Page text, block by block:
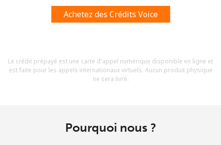
Un caractère spécialAchetez des Crédits Voice
Le crédit prépayé est une carte d'appel numérique disponible en ligne et
est faite pour les appels internationaux virtuels. Aucun produit physique
ne sera livré.
Pourquoi nous ?